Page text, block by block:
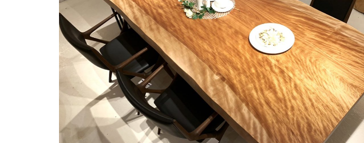
コーディネート集
メンテナンス方法
WEBカタログ